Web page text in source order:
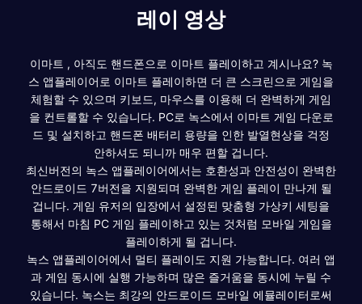
레이 영상
이마트 , 아직도 핸드폰으로 이마트 플레이하고 계시나요? 녹
스 앱플레이어로 이마트 플레이하면 더 큰 스크린으로 게임을
체험할 수 있으며 키보드, 마우스를 이용해 더 완벽하게 게임
을 컨트롤할 수 있습니다. PC로 녹스에서 이마트 게임 다운로
드 및 설치하고 핸드폰 배터리 용량을 인한 발열현상을 걱정
안하셔도 되니까 매우 편할 겁니다.
최신버전의 녹스 앱플레이어에서는 호환성과 안전성이 완벽한
안드로이드 7버전을 지원되며 완벽한 게임 플레이 만나게 될
겁니다. 게임 유저의 입장에서 설정된 맞춤형 가상키 세팅을
통해서 마침 PC 게임 플레이하고 있는 것처럼 모바일 게임을
플레이하게 될 겁니다.
녹스 앱플레이어에서 멀티 플레이도 지원 가능합니다. 여러 앱
과 게임 동시에 실행 가능하며 많은 즐거움을 동시에 누릴 수
있습니다. 녹스는 최강의 안드로이드 모바일 에뮬레이터로써